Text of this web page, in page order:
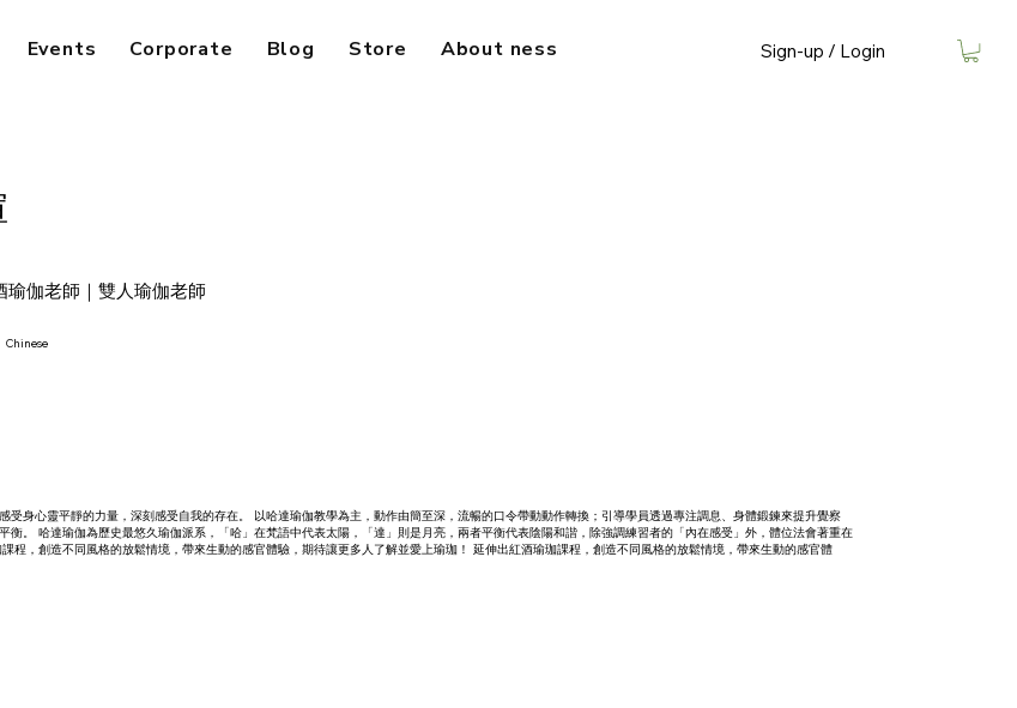
Events Corporate Blog Store About​ ness Sign-up / Login
瑜伽老師｜雙人瑜伽老師
Chinese
身心靈平靜的力量，深刻感受自我的存在。 以哈達瑜伽教學為主，動作由簡至深，流暢的口令帶動動作轉換；引導學員透過專注調息、身體鍛鍊來提升覺察
。 哈達瑜伽為歷史最悠久瑜伽派系，「哈」在梵語中代表太陽，「達」則是月亮，兩者平衡代表陰陽和諧，除強調練習者的「內在感受」外，體位法會著重在
程，創造不同風格的放鬆情境，帶來生動的感官體驗，期待讓更多人了解並愛上瑜珈！ 延伸出紅酒瑜珈課程，創造不同風格的放鬆情境，帶來生動的感官體